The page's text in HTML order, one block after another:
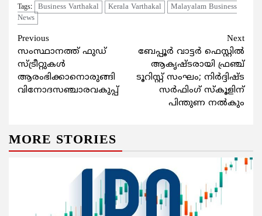
Tags: Business Varthakal Kerala Varthakal
Malayalam Business
News
Continue
Reading
Previous
സംസ്ഥാനത്ത്‌ ഫുഡ്
സ്ട്രീറ്റുകള്‍
ആരംഭിക്കാനൊരുങ്ങി
വിനോദസഞ്ചാരവകുപ്പ്
Next
ബേപ്പൂര്‍ വാട്ടര്‍ ഫെസ്റ്റില്‍
ആകൃഷ്ടരായി ഫ്രഞ്ച്
ടൂറിസ്റ്റ് സംഘം; നിര്‍ദ്ദിഷ്ട
സര്‍ഫിംഗ് സ്കൂളിന്
പിന്തുണ നല്‍കും
MORE STORIES